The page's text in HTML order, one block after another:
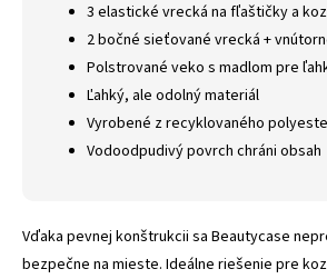
3 elastické vrecká na fľaštičky a
2 bočné sieťované vrecká +
Polstrované veko s madlom pre
Ľahký, ale odolný materiál
Vyrobené z recyklovaného
Vodoodpudivý povrch chráni obsah
Vďaka pevnej konštrukcii sa Beautycase
bezpečne na mieste. Ideálne riešenie pre